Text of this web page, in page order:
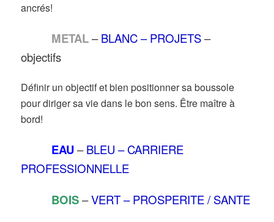
ancrés!
METAL–BLANC – PROJETS–
objectifs
Définir un objectif et bien positionner sa boussole
pour diriger sa vie dans le bon sens. Être maître à
bord!
EAU–BLEU – CARRIERE
PROFESSIONNELLE
BOIS–VERT – PROSPERITE / SANTE